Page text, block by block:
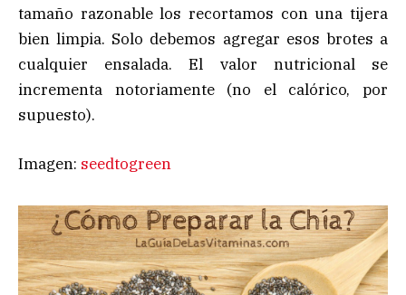
tamaño razonable los recortamos con una tijera
bien limpia. Solo debemos agregar esos brotes a
cualquier ensalada. El valor nutricional se
incrementa notoriamente (no el calórico, por
supuesto).
Imagen: seedtogreen